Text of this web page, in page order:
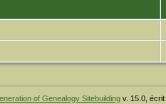
of Genealogy Sitebuildingv. 15.0, écrit